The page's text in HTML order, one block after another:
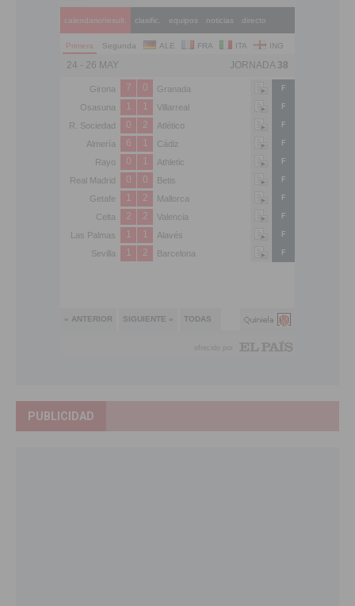
PUBLICIDAD